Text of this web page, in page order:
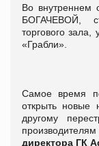
Во внутреннем
БОГАЧЕВОЙ,
торгового
«Грабли».
Самое время
открыть новые
другому
директора ГК